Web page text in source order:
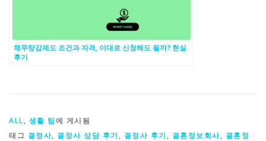
채무탕감제도 조건과 자격, 이대로 신청해도 될까? 현실
후기
ALL, 생활 팁에 게시됨
태그 결정사, 결정사 상담 후기 , 결정사 후기 , 결혼정보회사, 결혼정